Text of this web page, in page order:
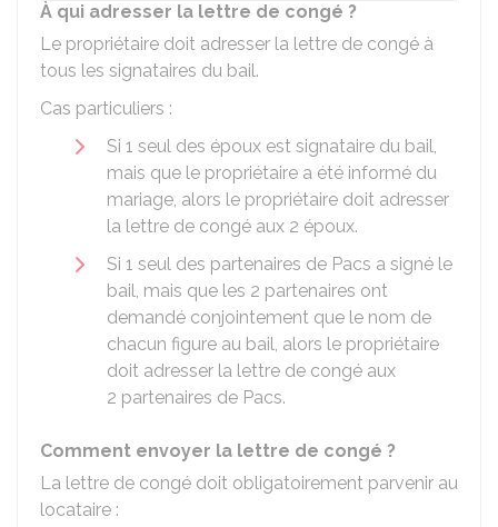
À qui adresser la lettre de congé ?
Le propriétaire doit adresser la lettre de congé à
tous les signataires du bail.
Cas particuliers :
Si 1 seul des époux est signataire du bail,
mais que le propriétaire a été informé du
mariage, alors le propriétaire doit adresser
la lettre de congé aux 2 époux.
Si 1 seul des partenaires de Pacs a signé le
bail, mais que les 2 partenaires ont
demandé conjointement que le nom de
chacun figure au bail, alors le propriétaire
doit adresser la lettre de congé aux
2 partenaires de Pacs.
Comment envoyer la lettre de congé ?
La lettre de congé doit obligatoirement parvenir au
locataire :